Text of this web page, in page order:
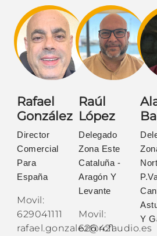
Rafael
González
Director
Comercial
Para
España
Movil:
629041111
rafael.gonzalez@rcfaudio.es
Raúl
López
Delegado
Zona Este
Cataluña -
Aragón Y
Levante
Movil:
626 421
Y